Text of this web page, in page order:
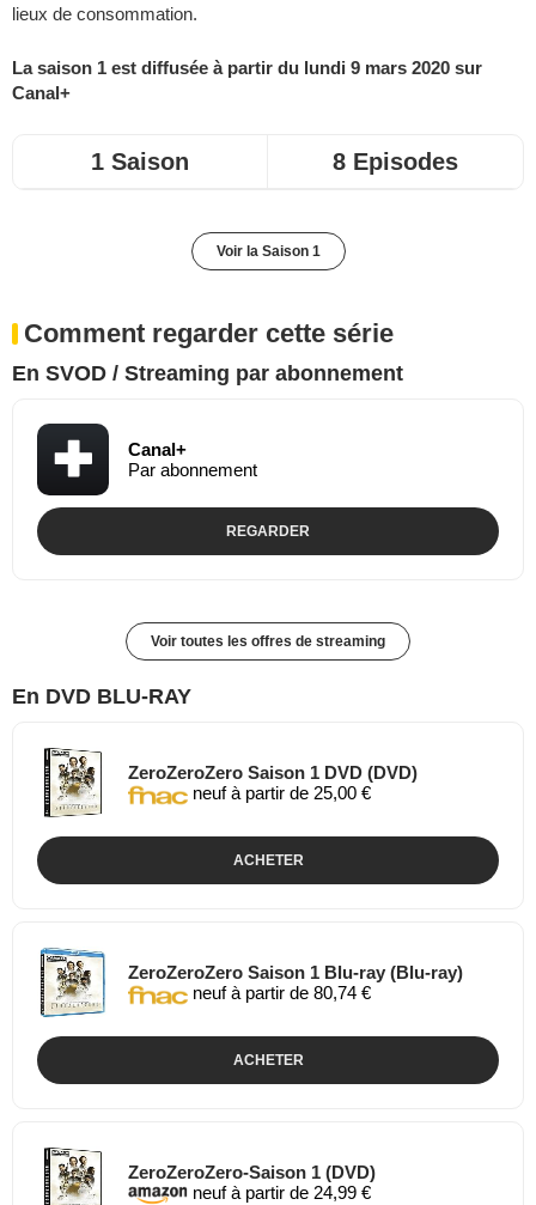
lieux de consommation.
La saison 1 est diffusée à partir du lundi 9 mars 2020 sur
Canal+
1 Saison 8 Episodes
Voir la Saison 1
Comment regarder cette série
En SVOD / Streaming par abonnement
Canal+
Par abonnement
REGARDER
Voir toutes les offres de streaming
En DVD BLU-RAY
ZeroZeroZero Saison 1 DVD (DVD)
neuf à partir de 25,00 €
ACHETER
ZeroZeroZero Saison 1 Blu-ray (Blu-ray)
neuf à partir de 80,74 €
ACHETER
ZeroZeroZero-Saison 1 (DVD)
neuf à partir de 24,99 €